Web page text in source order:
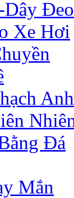
Đeo
Xe Hơi
Anh
Đá
Mắn